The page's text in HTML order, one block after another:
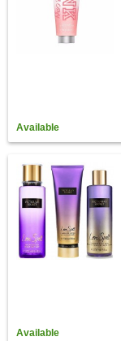
Available
Available